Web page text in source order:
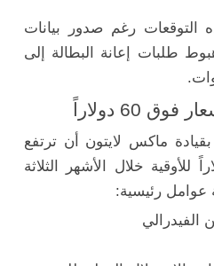
التوقعات رغم صدور بيانات
طلبات إعانة البطالة إلى
60 دولاراً
ماكس لايتون أن ترتفع
الفضة إلى 62 دولاراً للأوقية خلال الأشهر الثلاثة
عوامل رئيسية:
الفيدرالي